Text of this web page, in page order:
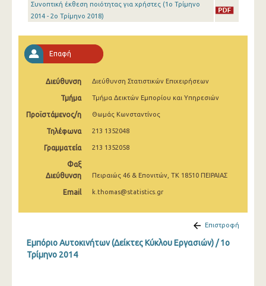
3o Τρίμηνο 2022
1o Τρίμηνο 2022
3o Τρίμηνο 2021
2o Τρίμηνο 2021
1o Τρίμηνο 2021
3o Τρίμηνο 2020
4o Τρίμηνο 2019
Συνοπτική έκθεση ποιότητας για χρήστες (1o Τρίμηνο
2014 - 2o Τρίμηνο 2018)
Επαφή
Διεύθυνση Διεύθυνση Στατιστικών Επιχειρήσεων
Τμήμα Τμήμα Δεικτών Εμπορίου και Υπηρεσιών
Προϊστάμενος/η Θωμάς Κωνσταντίνος
Τηλέφωνα 213 1352048
Γραμματεία 213 1352058
Φαξ
Διεύθυνση
Πειραιώς 46 & Επονιτών, ΤΚ 18510 ΠΕΙΡΑΙΑΣ
Email k.thomas@statistics.gr
Επιστροφή
Εμπόριο Αυτοκινήτων (Δείκτες Κύκλου Εργασιών) / 1o
Τρίμηνο 2014